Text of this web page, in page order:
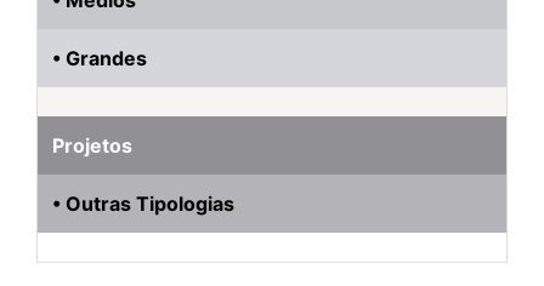
• Grandes
Projetos
• Outras Tipologias